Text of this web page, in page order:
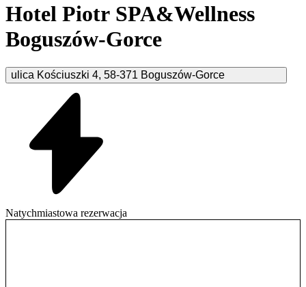
Hotel Piotr SPA&Wellness
Boguszów-Gorce
ulica Kościuszki 4, 58-371 Boguszów-Gorce
Natychmiastowa rezerwacja